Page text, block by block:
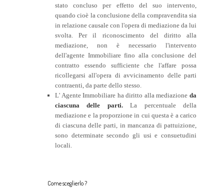
stato concluso per effetto del suo intervento,
quando cioè la conclusione della compravendita sia
in relazione causale con l'opera di mediazione da lui
svolta. Per il riconoscimento del diritto alla
mediazione, non è necessario l'intervento
dell'agente Immobiliare fino alla conclusione del
contratto essendo sufficiente che l'affare possa
ricollegarsi all'opera di avvicinamento delle parti
contraenti, da parte dello stesso.
L' Agente Immobiliare ha diritto alla mediazione da
ciascuna delle parti.La percentuale della
mediazione e la proporzione in cui questa è a carico
di ciascuna delle parti, in mancanza di pattuizione,
sono determinate secondo gli usi e consuetudini
locali.
Come sceglierlo ?